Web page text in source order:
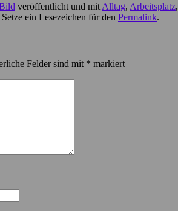
veröffentlicht und mit Alltag, Arbeitsplatz,
ein Lesezeichen für den Permalink.
Felder sind mit * markiert